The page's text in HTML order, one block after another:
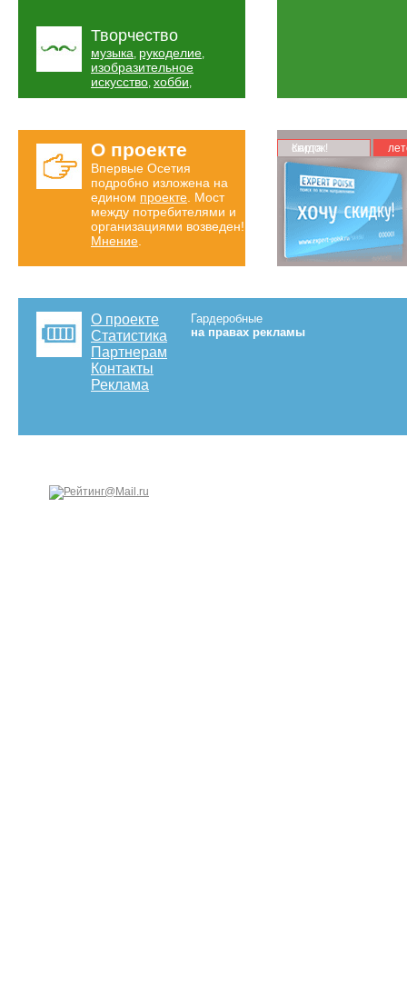
Творчество
музыка, рукоделие,
изобразительное
искусство, хобби,
О проекте
Впервые Осетия
подробно изложена на
едином проекте . Мост
между потребителями и
организациями возведен!
Мнение
Карта скидок!
О проекте
Статистика
Партнерам
Контакты
Реклама
Гардеробные
на правах рекламы